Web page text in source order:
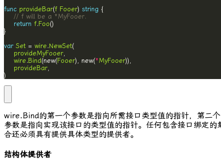
func provideBar(f Fooer) string
// f will be a *MyFooer.
return f.Foo
var Set = wire .NewSet
provideMyFooer
wire .Bind(new(Fooer), new(*MyFooer
provideBar
)
wire.Bind的第一个参数是指向所需接口类型值的指针，第二个
参数是指向实现该接口的类型值的指针。任何包含接口绑定的
合还必须具有提供具体类型的提供者。
结构体提供者